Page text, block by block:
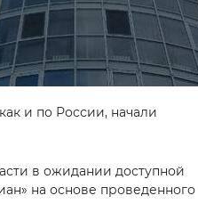
и по России, начали
в ожидании доступной
на основе проведенного